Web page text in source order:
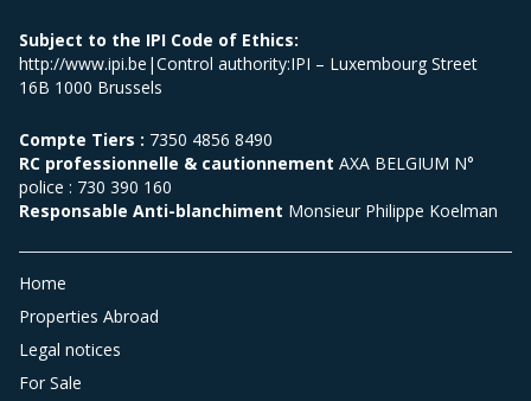
Subject to the IPI Code of Ethics:
http://www.ipi.be|Control authority:IPI – Luxembourg Street
16B 1000 Brussels
Compte Tiers : 7350 4856 8490
RC professionnelle & cautionnement AXA BELGIUM N°
police : 730 390 160
Responsable Anti-blanchiment Monsieur Philippe Koelman
Home
Properties Abroad
Legal notices
For Sale